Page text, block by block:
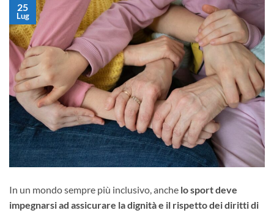
25
Lug
In un mondo sempre più inclusivo, anche lo sport deve
impegnarsi ad assicurare la dignità e il rispetto dei diritti di